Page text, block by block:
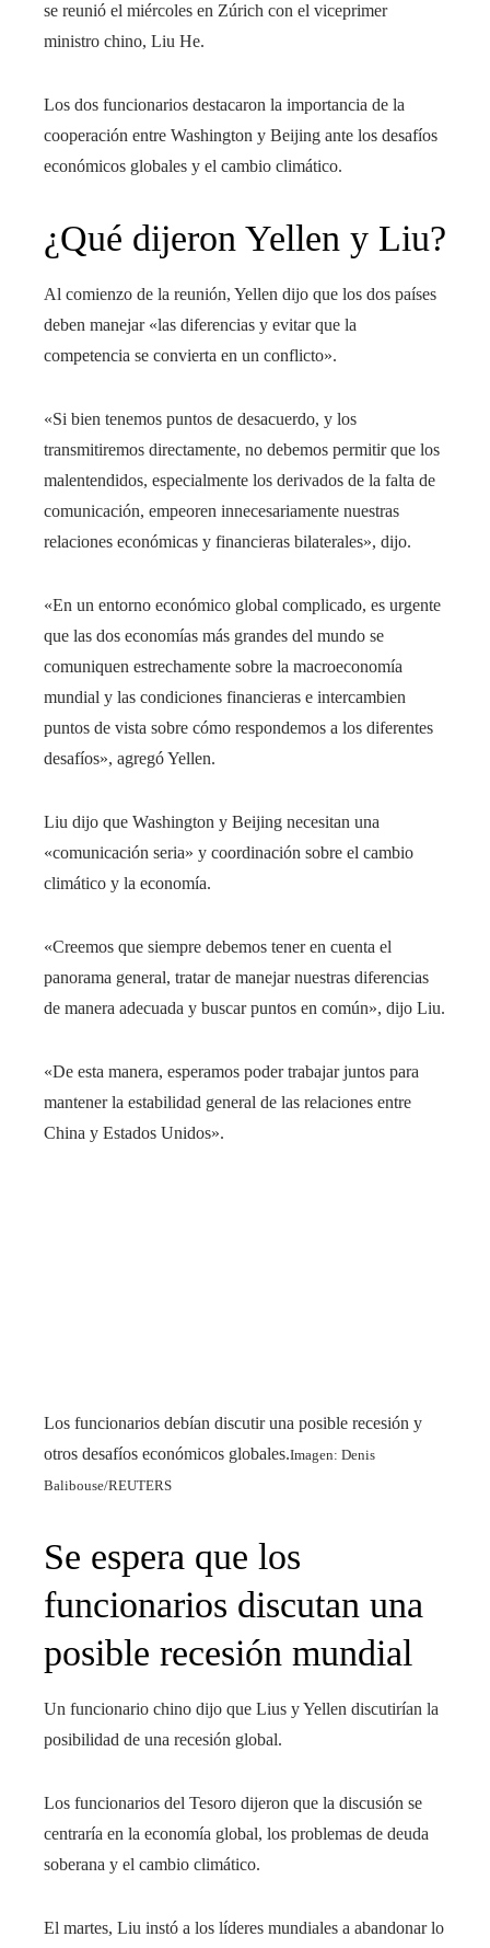
se reunió el miércoles en Zúrich con el viceprimer
ministro chino, Liu He.
Los dos funcionarios destacaron la importancia de la
cooperación entre Washington y Beijing ante los desafíos
económicos globales y el cambio climático.
¿Qué dijeron Yellen y Liu?
Al comienzo de la reunión, Yellen dijo que los dos países
deben manejar «las diferencias y evitar que la
competencia se convierta en un conflicto».
«Si bien tenemos puntos de desacuerdo, y los
transmitiremos directamente, no debemos permitir que los
malentendidos, especialmente los derivados de la falta de
comunicación, empeoren innecesariamente nuestras
relaciones económicas y financieras bilaterales», dijo.
«En un entorno económico global complicado, es urgente
que las dos economías más grandes del mundo se
comuniquen estrechamente sobre la macroeconomía
mundial y las condiciones financieras e intercambien
puntos de vista sobre cómo respondemos a los diferentes
desafíos», agregó Yellen.
Liu dijo que Washington y Beijing necesitan una
«comunicación seria» y coordinación sobre el cambio
climático y la economía.
«Creemos que siempre debemos tener en cuenta el
panorama general, tratar de manejar nuestras diferencias
de manera adecuada y buscar puntos en común», dijo Liu.
«De esta manera, esperamos poder trabajar juntos para
mantener la estabilidad general de las relaciones entre
China y Estados Unidos».
Los funcionarios debían discutir una posible recesión y
otros desafíos económicos globales.Imagen: Denis
Balibouse/REUTERS
Se espera que los
funcionarios discutan una
posible recesión mundial
Un funcionario chino dijo que Lius y Yellen discutirían la
posibilidad de una recesión global.
Los funcionarios del Tesoro dijeron que la discusión se
centraría en la economía global, los problemas de deuda
soberana y el cambio climático.
El martes, Liu instó a los líderes mundiales a abandonar lo